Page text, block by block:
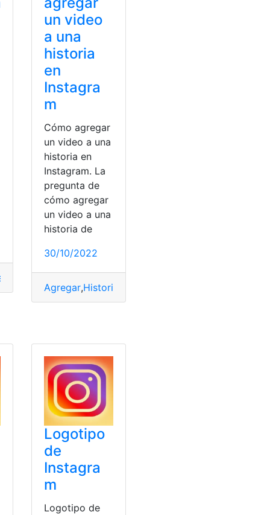
un video
a una
historia
en
Instagra
m
Cómo agregar
un video a una
historia en
Instagram. La
pregunta de
cómo agregar
un video a una
historia de
30/10/2022
Agregar,Historia
Logotipo
de
Instagra
m
Logotipo de